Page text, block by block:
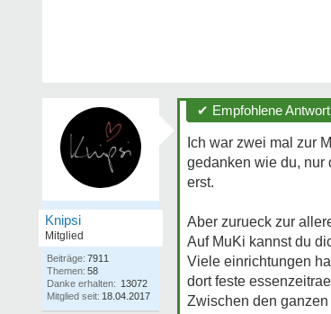
Knipsi
Mitglied
Beiträge: 7911
Themen: 58
Danke erhalten: 13072
Mitglied seit: 18.04.2017
✔ Empfohlene Antwort
Ich war zwei mal zur
gedanken wie du, nur
erst.
Aber zurueck zur
Auf MuKi kannst du
Viele einrichtungen
dort feste
Zwischen den